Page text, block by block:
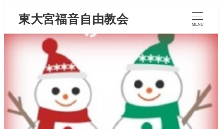
東大宮福音自由教会 MENU